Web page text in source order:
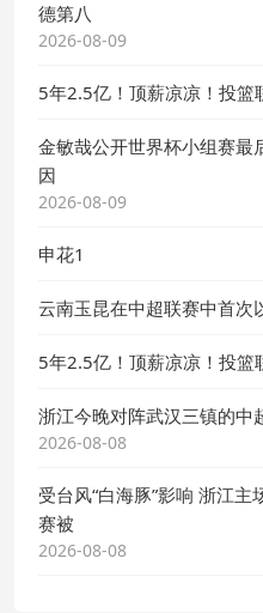
德第八
2026-08-09
5年2.5亿！顶薪凉凉！投篮
金敏哉公开世界杯小组赛最
因
2026-08-09
申花1
云南玉昆在中超联赛中首次
5年2.5亿！顶薪凉凉！投篮
浙江今晚对阵武汉三镇的中
2026-08-08
受台风“白海豚”影响 浙江
赛被
2026-08-08